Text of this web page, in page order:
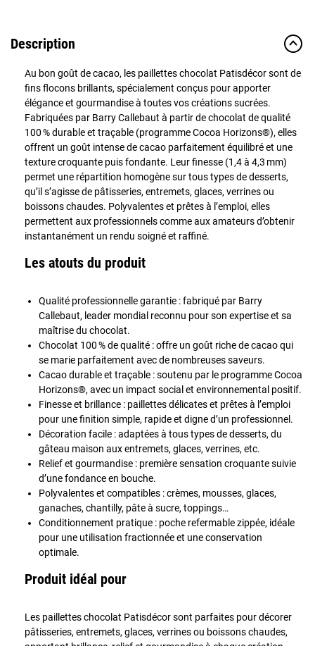
Description
Au bon goût de cacao, les paillettes chocolat Patisdécor sont de
fins flocons brillants, spécialement conçus pour apporter
élégance et gourmandise à toutes vos créations sucrées.
Fabriquées par Barry Callebaut à partir de chocolat de qualité
100 % durable et traçable (programme Cocoa Horizons®), elles
offrent un goût intense de cacao parfaitement équilibré et une
texture croquante puis fondante. Leur finesse (1,4 à 4,3 mm)
permet une répartition homogène sur tous types de desserts,
qu’il s’agisse de pâtisseries, entremets, glaces, verrines ou
boissons chaudes. Polyvalentes et prêtes à l’emploi, elles
permettent aux professionnels comme aux amateurs d’obtenir
instantanément un rendu soigné et raffiné.
Les atouts du produit
Qualité professionnelle garantie : fabriqué par Barry
Callebaut, leader mondial reconnu pour son expertise et sa
maîtrise du chocolat.
Chocolat 100 % de qualité : offre un goût riche de cacao qui
se marie parfaitement avec de nombreuses saveurs.
Cacao durable et traçable : soutenu par le programme Cocoa
Horizons®, avec un impact social et environnemental positif.
Finesse et brillance : paillettes délicates et prêtes à l’emploi
pour une finition simple, rapide et digne d’un professionnel.
Décoration facile : adaptées à tous types de desserts, du
gâteau maison aux entremets, glaces, verrines, etc.
Relief et gourmandise : première sensation croquante suivie
d’une fondance en bouche.
Polyvalentes et compatibles : crèmes, mousses, glaces,
ganaches, chantilly, pâte à sucre, toppings…
Conditionnement pratique : poche refermable zippée, idéale
pour une utilisation fractionnée et une conservation
optimale.
Produit idéal pour
Les paillettes chocolat Patisdécor sont parfaites pour décorer
pâtisseries, entremets, glaces, verrines ou boissons chaudes,